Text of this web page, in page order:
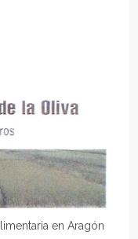
en Aragón